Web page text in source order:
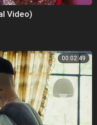
Video)
00:02:49